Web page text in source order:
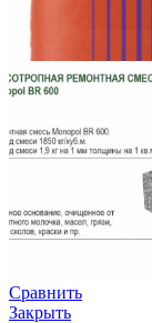
Сравнить
Закрыть